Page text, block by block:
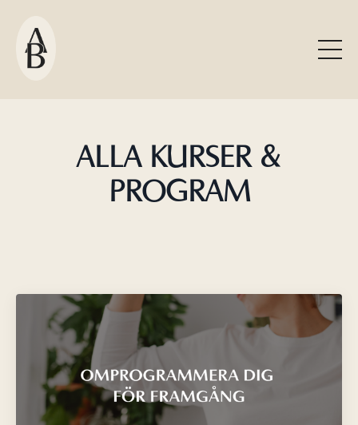
ALLA KURSER &
PROGRAM